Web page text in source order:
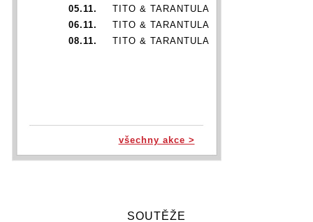
05.11.
TITO & TARANTULA
06.11.
TITO & TARANTULA
08.11.
TITO & TARANTULA
všechny akce >
SOUTĚŽE